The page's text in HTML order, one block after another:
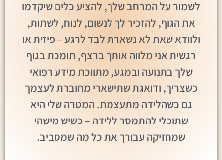
לשמור על המרחב שלך, להציע כלים שיקדמו
את הגוף, להזכיר לך לנשום, לנוח, לשתות,
ולוודא שאת לא נשארת לבד לרגע – פיזית או
רגשית אני מלווה אותך ברצף, תומכת בגוף
שלך בתנועה ובמגע, מתווכת מידע רפואי
כשצריך, ודואגת שתישארי מחוברת לעצמך
גם כשהלידה מתעצמת. המטרה שלי היא
שתוכלי להתמסר ללידה – כשיש מישהי
שמחזיקה עבורך את כל מה שמסביב.